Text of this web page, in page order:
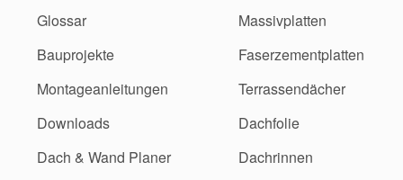
Glossar
Bauprojekte
Montageanleitungen
Downloads
Dach & Wand Planer
Massivplatten
Faserzementplatten
Terrassendächer
Dachfolie
Dachrinnen